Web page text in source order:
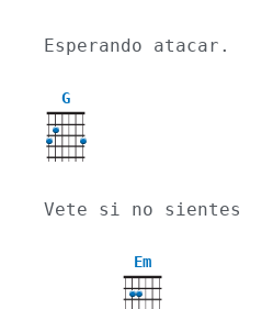
Esperando atacar.
G
Vete si no sientes
Em